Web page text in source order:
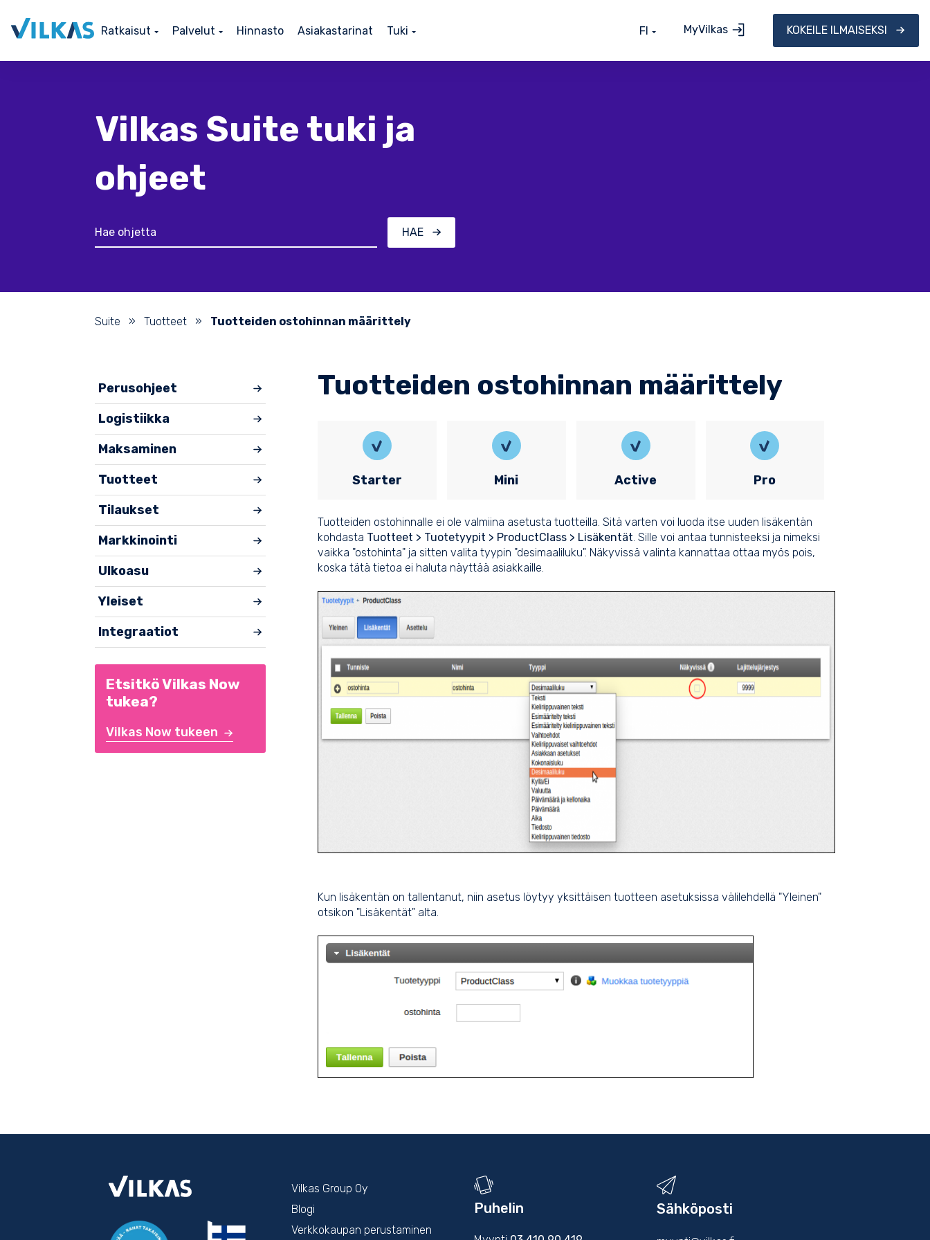
Ratkaisut Palvelut Hinnasto Asiakastarinat Tuki FI MyVilkas KOKEILE ILMAISEKSI
Vilkas Suite tuki ja
ohjeet
HAE
Suite » Tuotteet » Tuotteiden ostohinnan määrittely
Perusohjeet
Logistiikka
Maksaminen
Tuotteet
Tilaukset
Markkinointi
Ulkoasu
Yleiset
Integraatiot
Etsitkö Vilkas Now
tukea?
Vilkas Now tukeen
Tuotteiden ostohinnan määrittely
Starter Mini Active Pro
Tuotteiden ostohinnalle ei ole valmiina asetusta tuotteilla. Sitä varten voi luoda itse uuden lisäkentän
kohdasta Tuotteet > Tuotetyypit > ProductClass > Lisäkentät. Sille voi antaa tunnisteeksi ja nimeksi
vaikka "ostohinta" ja sitten valita tyypin "desimaaliluku". Näkyvissä valinta kannattaa ottaa myös pois,
koska tätä tietoa ei haluta näyttää asiakkaille.
Kun lisäkentän on tallentanut, niin asetus löytyy yksittäisen tuotteen asetuksissa välilehdellä "Yleinen"
otsikon "Lisäkentät" alta.
Vilkas Group Oy
Blogi
Verkkokaupan perustaminen
Puhelin Sähköposti